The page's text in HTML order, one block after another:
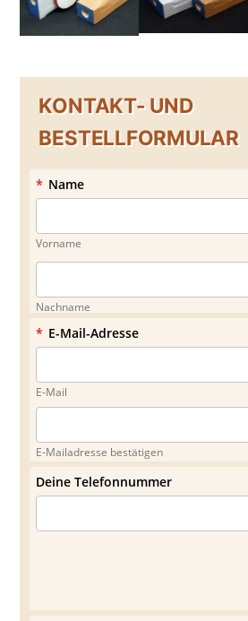
KONTAKT- UND
BESTELLFORMULAR
* Name
Vorname
Nachname
* E-Mail-Adresse
E-Mail
E-Mailadresse bestätigen
Deine Telefonnummer